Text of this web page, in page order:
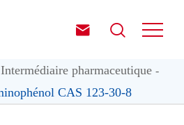
 
Intermédiaire pharmaceutique
CAS 123-30-8